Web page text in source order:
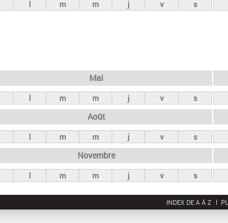
l m m j v s
Mai
l m m j v s
Août
l m m j v s
Novembre
l m m j v s
INDEX DE A À Z